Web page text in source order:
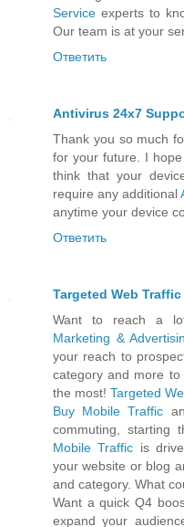
Service experts to
Our team is at your
Ответить
Antivirus 24x7
Thank you so much
for your future. I
think that your
require any additional
anytime your device
Ответить
Targeted Web Traffic
Want to reach a
Marketing &
your reach to
category and more
the most! Targeted
Buy Mobile Traffic
commuting, starting
Mobile Traffic is
your website or blog
and category. What
Want a quick Q4
expand your